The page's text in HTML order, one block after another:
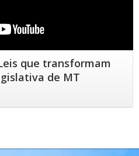
que transformam
de MT